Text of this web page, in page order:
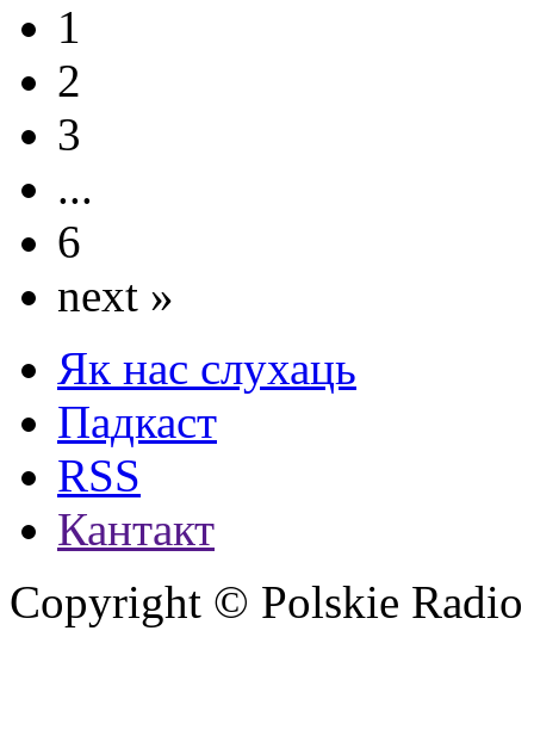
1
2
3
...
6
next »
Як нас слухаць
Падкаст
RSS
Кантакт
Copyright © Polskie